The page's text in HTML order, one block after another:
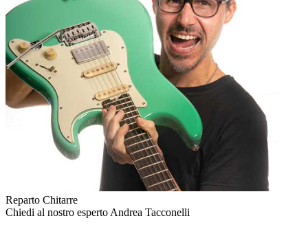
Reparto Chitarre
Chiedi al nostro espertoAndrea Tacconelli